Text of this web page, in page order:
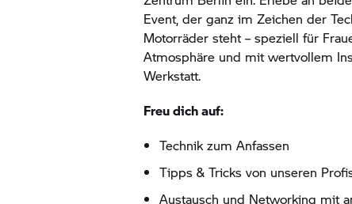
Event, der ganz im Zeichen der
Motorräder steht – speziell für
Atmosphäre und mit wertvollem
Werkstatt.
Freu dich auf:
Technik zum Anfassen
Tipps & Tricks von unseren
Austausch und Networking mit